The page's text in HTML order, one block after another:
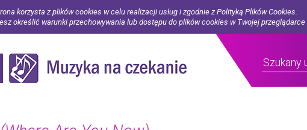
korzysta z plików cookies w celu realizacji usług i zgodnie z Polityką Plików Cookies.
określić warunki przechowywania lub dostępu do plików cookies w Twojej przeglądarce